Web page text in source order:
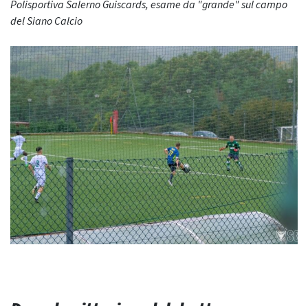
Polisportiva Salerno Guiscards, esame da "grande" sul campo
del Siano Calcio